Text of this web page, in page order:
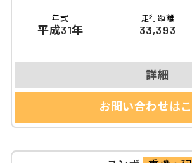
年式
平成31年
走行距離
33,393
詳細
お問い合わせは